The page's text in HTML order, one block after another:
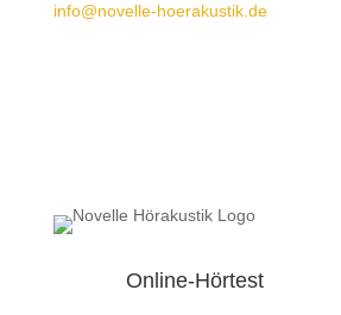
info@novelle-hoerakustik.de
Online-Hörtest